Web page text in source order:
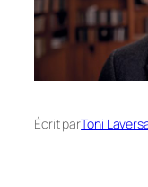
Écrit parToni